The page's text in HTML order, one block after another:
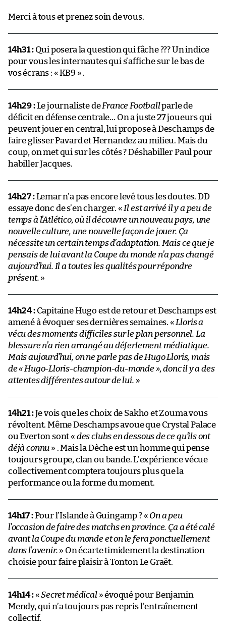
Merci à tous et prenez soin de vous.
14h31 :Qui posera la question qui fâche ??? Un indice
pour vous les internautes qui s’affiche sur le bas de
vos écrans : « KB9 » .
14h29 :Le journaliste deFrance Footballparle de
déficit en défense centrale… On a juste 27 joueurs qui
peuvent jouer en central, lui propose à Deschamps de
faire glisser Pavard et Hernandez au milieu. Mais du
coup, on met qui sur les côtés ? Déshabiller Paul pour
habiller Jacques.
14h27 :Lemar n’a pas encore levé tous les doutes. DD
essaye donc de s’en charger. « Il est arrivé il y a peu de
temps à l’Atlético, où il découvre un nouveau pays, une
nouvelle culture, une nouvelle façon de jouer. Ça
nécessite un certain temps d’adaptation. Mais ce que je
pensais de lui avant la Coupe du monde n’a pas changé
aujourd’hui. Il a toutes les qualités pour répondre
présent. »
14h24 :Capitaine Hugo est de retour et Deschamps est
amené à évoquer ses dernières semaines. « Lloris a
vécu des moments difficiles sur le plan personnel. La
blessure n’a rien arrangé au déferlement médiatique.
Mais aujourd’hui, on ne parle pas de Hugo Lloris, mais
de « Hugo-Lloris-champion-du-monde », donc il y a des
attentes différentes autour de lui. »
14h21 :Je vois que les choix de Sakho et Zouma vous
révoltent. Même Deschamps avoue que Crystal Palace
ou Everton sont « des clubs en dessous de ce qu’ils ont
déjà connu » . Mais la Dèche est un homme qui pense
toujours groupe, clan ou bande. L’expérience vécue
collectivement comptera toujours plus que la
performance ou la forme du moment.
14h17 :Pour l’Islande à Guingamp ? « On a peu
l’occasion de faire des matchs en province. Ça a été calé
avant la Coupe du monde et on le fera ponctuellement
dans l’avenir. » On écarte timidement la destination
choisie pour faire plaisir à Tonton Le Graët.
14h14 :«Secret médical» évoqué pour Benjamin
Mendy, qui n’a toujours pas repris l’entraînement
collectif.